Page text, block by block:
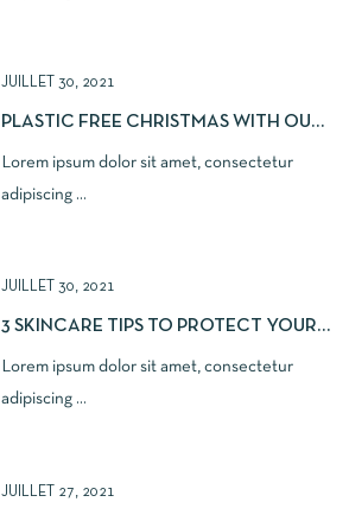
JUILLET 30, 2021
PLASTIC FREE CHRISTMAS WITH OUR
Lorem ipsum dolor sit amet, consectetur
adipiscing ...
JUILLET 30, 2021
3 SKINCARE TIPS TO PROTECT YOUR
Lorem ipsum dolor sit amet, consectetur
adipiscing ...
JUILLET 27, 2021